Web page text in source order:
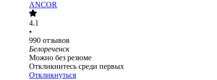
ANCOR
4.1
•
990 отзывов
Белореченск
Можно без резюме
Откликнитесь среди первых
Откликнуться